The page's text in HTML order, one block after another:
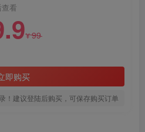
看
¥99
即购买
！建议登陆后购买，可保存购买订单